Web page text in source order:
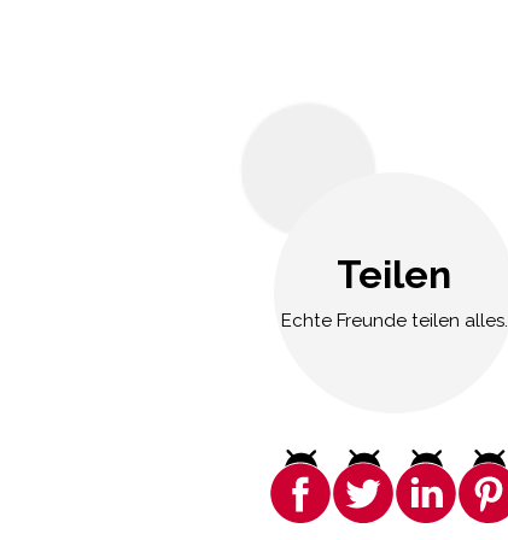
Teilen
Echte Freunde teilen alles.